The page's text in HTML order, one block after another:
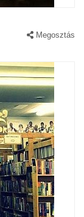
Megosztás